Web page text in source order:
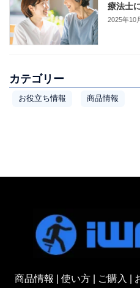
療法士
2025年10
カテゴリー
お役立ち情報 商品情報
商品情報 使い方 ご購入